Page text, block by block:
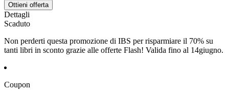
Ottieni offerta
Dettagli
Scaduto
Non perderti questa promozione di IBS per risparmiare il 70% su
tanti libri in sconto grazie alle offerte Flash! Valida fino al 14giugno.
Coupon